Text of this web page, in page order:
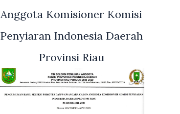
Anggota Komisioner Komisi
Penyiaran Indonesia Daerah
Provinsi Riau